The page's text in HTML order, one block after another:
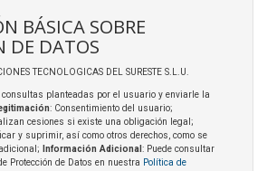
BÁSICA SOBRE
DE DATOS
TECNOLOGICAS DEL SURESTE S.L.U.
consultas planteadas por el usuario y enviarle la
: Consentimiento del usuario;
cesiones si existe una obligación legal;
y suprimir, así como otros derechos, como se
Información Adicional : Puede consultar
Protección de Datos en nuestra Política de